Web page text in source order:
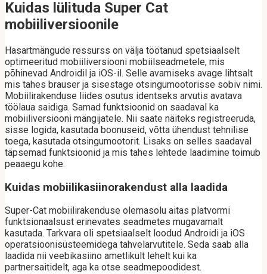
Kuidas lülituda Super Cat
mobiiliversioonile
Hasartmängude ressurss on välja töötanud spetsiaalselt
optimeeritud mobiiliversiooni mobiilseadmetele, mis
põhinevad Androidil ja iOS-il. Selle avamiseks avage lihtsalt
mis tahes brauser ja sisestage otsingumootorisse sobiv nimi.
Mobiilirakenduse liides osutus identseks arvutis avatava
töölaua saidiga. Samad funktsioonid on saadaval ka
mobiiliversiooni mängijatele. Nii saate näiteks registreeruda,
sisse logida, kasutada boonuseid, võtta ühendust tehnilise
toega, kasutada otsingumootorit. Lisaks on selles saadaval
täpsemad funktsioonid ja mis tahes lehtede laadimine toimub
peaaegu kohe.
Kuidas mobiilikasiinorakendust alla laadida
Super-Сat mobiilirakenduse olemasolu aitas platvormi
funktsionaalsust erinevates seadmetes mugavamalt
kasutada. Tarkvara oli spetsiaalselt loodud Androidi ja iOS
operatsioonisüsteemidega tahvelarvutitele. Seda saab alla
laadida nii veebikasiino ametlikult lehelt kui ka
partnersaitidelt, aga ka otse seadmepoodidest.